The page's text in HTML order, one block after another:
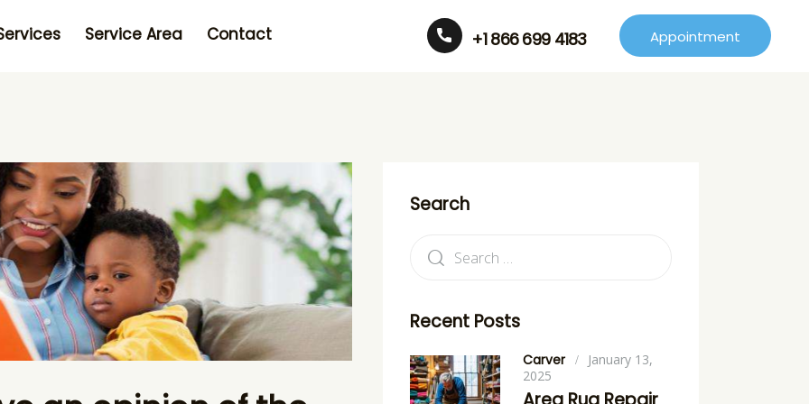
Service Area Contact +1 866 699 4183 Appointment
Search
Recent Posts
Carver
January 13,
2025